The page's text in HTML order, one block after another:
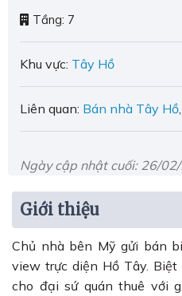
Tầng: 7
Khu vực: Tây Hồ
Liên quan: Bán nhà Tây Hồ
Ngày cập nhật cuối: 26/
Giới thiệu
Chủ nhà bên Mỹ gửi bán
view trực diện Hồ Tây.
cho đại sứ quán thuê với